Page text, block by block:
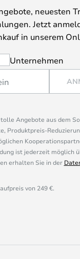
neuesten
Jetzt
in unserem
Unternehmen
Angebote aus dem
Produktpreis-
ist jederzeit möglich
erhalten Sie in der
von 249 €.